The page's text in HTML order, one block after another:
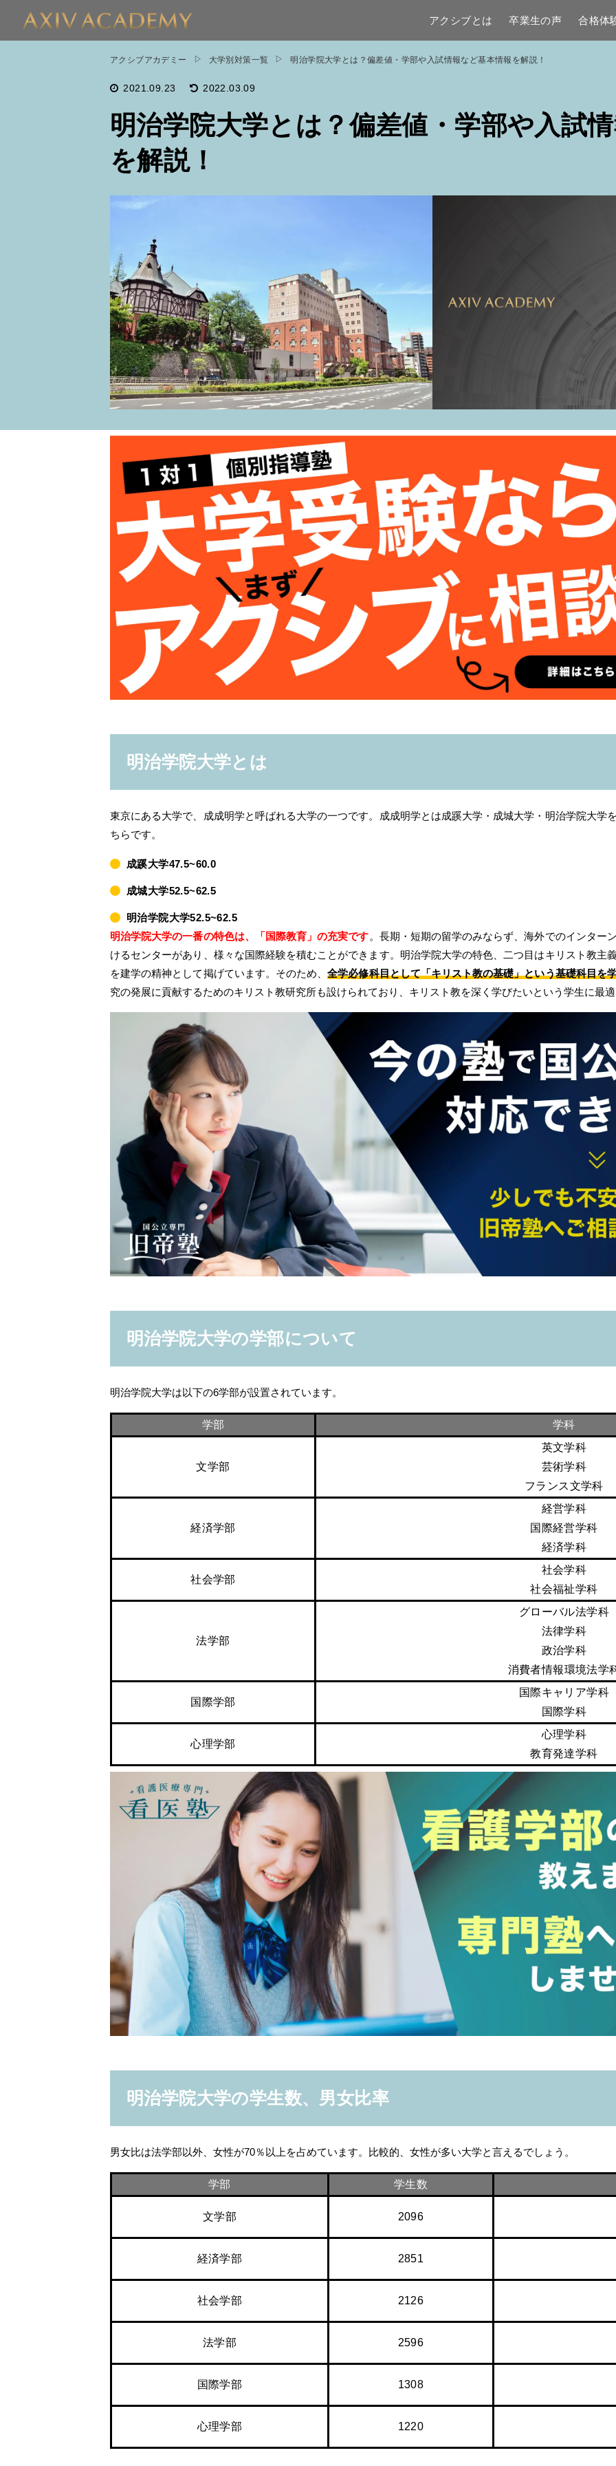
アクシブとは 卒業生の声 合格体
アクシブアカデミー 大学別対策一覧 明治学院大学とは？偏差値・学部や入試情報など基本情報を解説！
2021.09.23 2022.03.09
明治学院大学とは？偏差値・学部や入試
を解説！
明治学院大学とは
東京にある大学で、成成明学と呼ばれる大学の一つです。成成明学とは成蹊大学・成城大学・明治学院大学
ちらです。
成蹊大学47.5~60.0
成城大学52.5~62.5
明治学院大学52.5~62.5
明治学院大学の一番の特色は、「国際教育」の充実です。長期・短期の留学のみならず、海外でのインター
けるセンターがあり、様々な国際経験を積むことができます。明治学院大学の特色、二つ目はキリスト教主
を建学の精神として掲げています。そのため、全学必修科目として「キリスト教の基礎」という基礎科目を
究の発展に貢献するためのキリスト教研究所も設けられており、キリスト教を深く学びたいという学生に最
明治学院大学の学部について
明治学院大学は以下の6学部が設置されています。
学部 学科
文学部
英文学科
芸術学科
フランス文学科
経済学部
経営学科
国際経営学科
経済学科
社会学部
社会学科
社会福祉学科
法学部
グローバル法学科
法律学科
政治学科
消費者情報環境法学
国際学部
国際キャリア学科
国際学科
心理学部
心理学科
教育発達学科
明治学院大学の学生数、男女比率
男女比は法学部以外、女性が70％以上を占めています。比較的、女性が多い大学と言えるでしょう。
学部 学生数
文学部 2096
経済学部 2851
社会学部 2126
法学部 2596
国際学部 1308
心理学部 1220